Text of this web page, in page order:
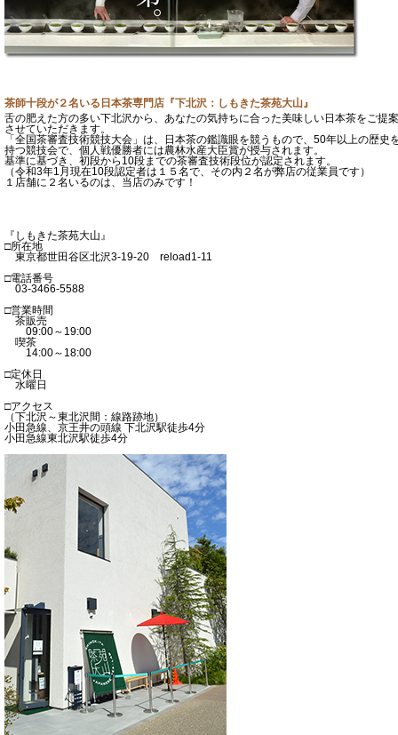
茶師十段が２名いる日本茶専門店『下北沢：しもきた茶苑大山』
舌の肥えた方の多い下北沢から、あなたの気持ちに合った美味しい日本茶をご提案
させていただきます。
「全国茶審査技術競技大会」は、日本茶の鑑識眼を競うもので、50年以上の歴史
持つ競技会で、個人戦優勝者には農林水産大臣賞が授与されます。
基準に基づき、初段から10段までの茶審査技術段位が認定されます。
（令和3年1月現在10段認定者は１５名で、その内２名が弊店の従業員です）
１店舗に２名いるのは、当店のみです！
『しもきた茶苑大山』
□所在地
東京都世田谷区北沢3-19-20 reload1-11
□電話番号
03-3466-5588
□営業時間
茶販売
09:00～19:00
喫茶
14:00～18:00
□定休日
水曜日
□アクセス
（下北沢～東北沢間：線路跡地）
小田急線、京王井の頭線 下北沢駅徒歩4分
小田急線東北沢駅徒歩4分